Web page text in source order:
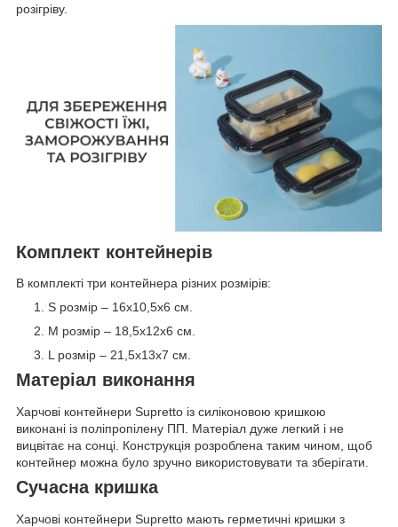
розігріву.
Комплект контейнерів
В комплекті три контейнера різних розмірів:
S розмір – 16х10,5х6 см.
М розмір – 18,5х12х6 см.
L розмір – 21,5х13х7 см.
Матеріал виконання
Харчові контейнери Supretto із силіконовою кришкою
виконані із поліпропілену ПП. Матеріал дуже легкий і не
вицвітає на сонці. Конструкція розроблена таким чином, щоб
контейнер можна було зручно використовувати та зберігати.
Сучасна кришка
Харчові контейнери Supretto мають герметичні кришки з